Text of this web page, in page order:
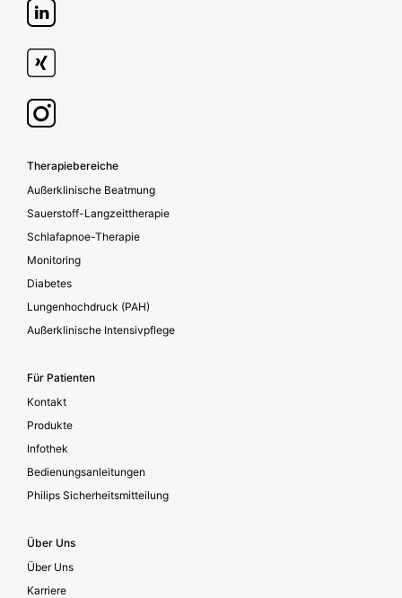
Footer secondary
Therapiebereiche
Außerklinische Beatmung
Sauerstoff-Langzeittherapie
Schlafapnoe-Therapie
Monitoring
Diabetes
Lungenhochdruck (PAH)
Außerklinische Intensivpflege
Für Patienten
Kontakt
Produkte
Infothek
Bedienungsanleitungen
Philips Sicherheitsmitteilung
Über Uns
Über Uns
Karriere